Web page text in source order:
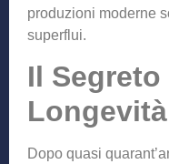
produzioni moderne
superflui.
Il
Longevità
Dopo quasi